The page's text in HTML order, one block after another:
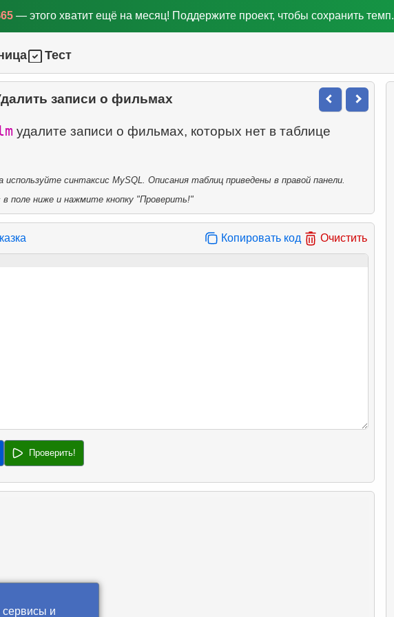
— этого хватит ещё на месяц! Поддержите проект, чтобы сохранить темп.
Тест
записи о фильмах
удалите записи о фильмах, которых нет в таблице
синтаксис MySQL. Описания таблиц приведены в правой панели.
поле ниже и нажмите кнопку "Проверить!"
Копировать код Очистить
Проверить!
сервисы и